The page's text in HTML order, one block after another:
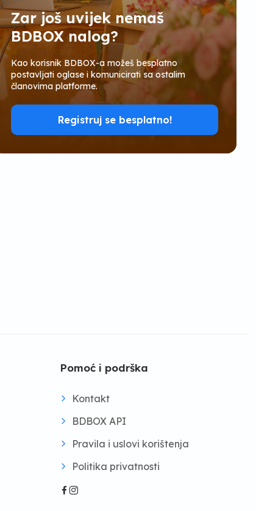
Zar još uvijek nemaš
BDBOX nalog?
Kao korisnik BDBOX-a možeš besplatno
postavljati oglase i komunicirati sa ostalim
članovima platforme.
Registruj se besplatno!
Pomoć i podrška
Kontakt
BDBOX API
Pravila i uslovi korištenja
Politika privatnosti